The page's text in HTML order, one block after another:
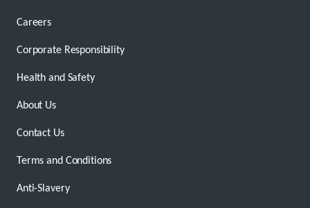
Careers
Corporate Responsibility
Health and Safety
About Us
Contact Us
Terms and Conditions
Anti-Slavery